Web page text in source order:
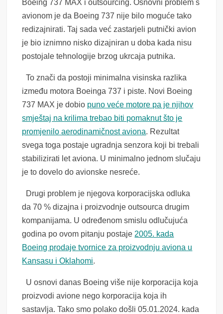
Boeing 737 MAX i outsourcing. Osnovni problem s
avionom je da Boeing 737 nije bilo moguće tako
redizajnirati. Taj sada već zastarjeli putnički avion
je bio iznimno nisko dizajniran u doba kada nisu
postojale tehnologije brzog ukrcaja putnika.
To znači da postoji minimalna visinska razlika
između motora Boeinga 737 i piste. Novi Boeing
737 MAX je dobio puno veće motore pa je njihov
smještaj na krilima trebao biti pomaknut što je
promjenilo aerodinamičnost aviona. Rezultat
svega toga postaje ugradnja senzora koji bi trebali
stabilizirati let aviona. U minimalno jednom slučaju
je to dovelo do avionske nesreće.
Drugi problem je njegova korporacijska odluka
da 70 % dizajna i proizvodnje outsourca drugim
kompanijama. U određenom smislu odlučujuća
godina po ovom pitanju postaje 2005. kada
Boeing prodaje tvornice za proizvodnju aviona u
Kansasu i Oklahomi.
U osnovi danas Boeing više nije korporacija koja
proizvodi avione nego korporacija koja ih
sastavlja. Tako smo polako došli 05.01.2024. kada